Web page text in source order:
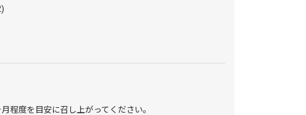
程度を目安に召し上がってください。